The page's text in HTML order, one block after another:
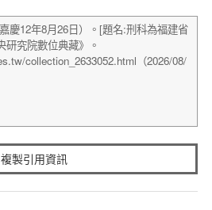
複製引用資訊